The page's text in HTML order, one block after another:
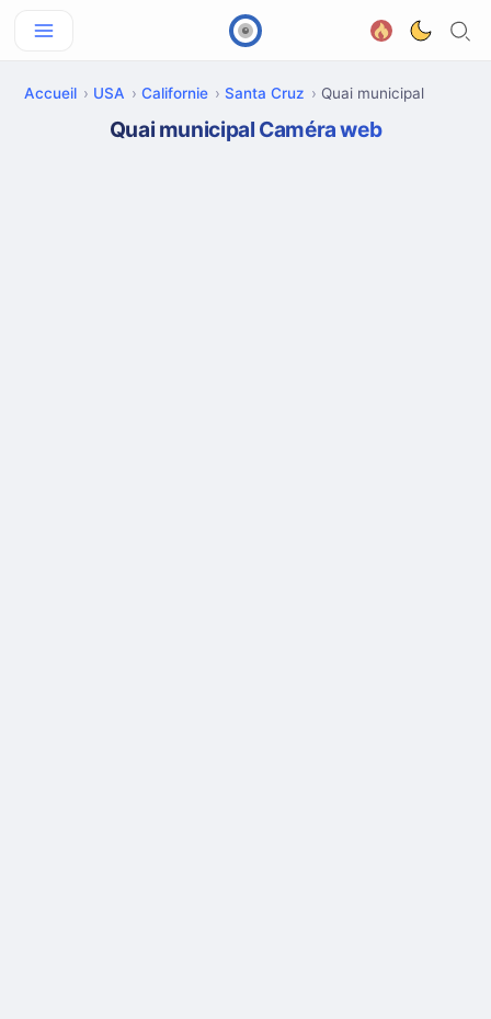
Accueil USA Californie Santa Cruz Quai municipal
Quai municipal Caméra web